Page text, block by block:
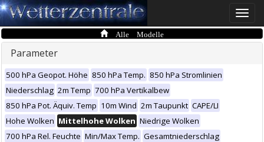
Toggle
Alle Modelle
Parameter
500 hPa Geopot. Höhe 850 hPa Temp. 850 hPa Stromlinien
Niederschlag 2m Temp 700 hPa Vertikalbew
850 hPa Pot. Äquiv. Temp 10m Wind 2m Taupunkt CAPE/LI
Hohe Wolken Mittelhohe Wolken Niedrige Wolken
700 hPa Rel. Feuchte Min/Max Temp. Gesamtniederschlag